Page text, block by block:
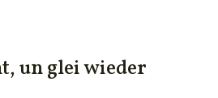
un glei wieder